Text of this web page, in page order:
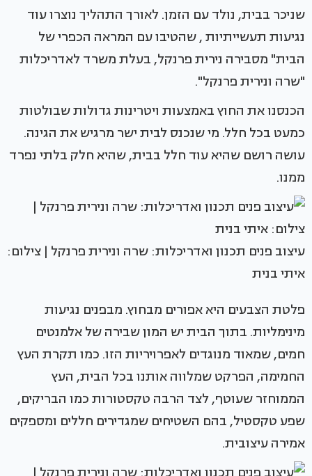
שניכר בבית, נולד עם הזמן. לאורך התהליך נוצרו עוד
נגיעות תעשייתיות , שהטיבו עם המראה הכפרי של
הבית" מסבירה נירית פרנקל, בעלת משרד לאדריכלות
"שרה ונירית פרנקל".
הכנסנו את החוץ באמצעות ויטרינות גדולות שבולטות
כמעט בכל חלל. מי שנכנס לבית ישר מרגיש את הגינה.
עושה רושם שהיא עוד חלל בבית, שהיא חלק בלתי נפרד
ממנו.
עיצוב פנים תכנון ואדריכלות: שרה ונירית פרנקל | צילום:
איתי בנית
פלטת הצבעים היא אפורים מבחוץ. מבפנים נגיעות
מינימליות. בתוך הבית יש המון שבירה של אלמנטים
חמים, שמאוד מנוגדים לאפרויריות הזו. כמו תקרת העץ
החמימה, הפרקט שמלווה אותנו בכל הבית, העץ
הממוחזר שעוטף, לצד הרבה טקסטורות כמו הבריקים,
שפע טקסטיל, בהם השטיחים שמגדירים חללים ומספקים
אמירה עיצובית.